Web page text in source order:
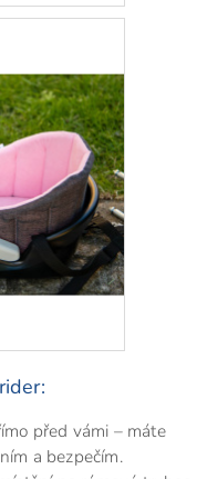
před vámi – máte
a bezpečím.